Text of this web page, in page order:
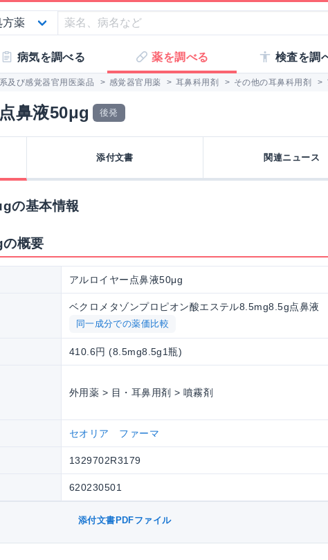
病気を調べる 薬を調べる 検査を調
及び感覚器官用医薬品 > 感覚器官用薬 > 耳鼻科用剤 > その他の耳鼻科用剤 >
鼻液50μg 後発
添付文書 関連ニュース
の基本情報
概要
アルロイヤー点鼻液50μg
ベクロメタゾンプロピオン酸エステル8.5mg8.5g点鼻液
同一成分での薬価比較
410.6円 (8.5mg8.5g1瓶)
外用薬 > 目・耳鼻用剤 > 噴霧剤
セオリア ファーマ
1329702R3179
620230501
添付文書PDFファイル